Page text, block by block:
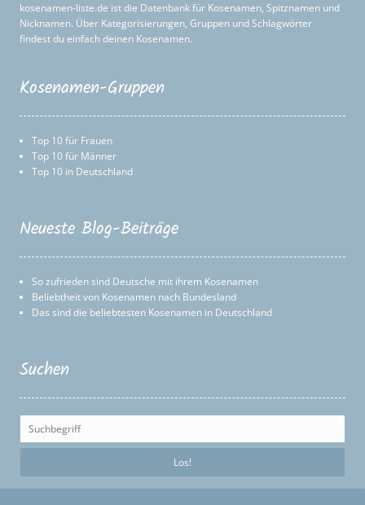
kosenamen-liste.de ist die Datenbank für Kosenamen, Spitznamen und
Nicknamen. Über Kategorisierungen, Gruppen und Schlagwörter
findest du einfach deinen Kosenamen.
Kosenamen-Gruppen
Top 10 für Frauen
Top 10 für Männer
Top 10 in Deutschland
Neueste Blog-Beiträge
So zufrieden sind Deutsche mit ihrem Kosenamen
Beliebtheit von Kosenamen nach Bundesland
Das sind die beliebtesten Kosenamen in Deutschland
Suchen